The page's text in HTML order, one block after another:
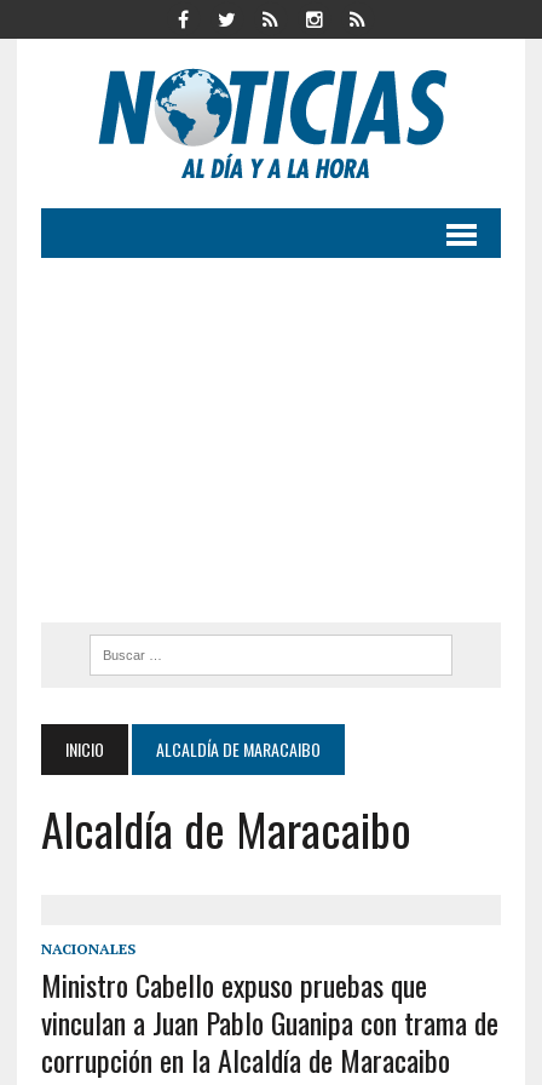
INICIO ALCALDÍA DE MARACAIBO
Alcaldía de Maracaibo
NACIONALES
Ministro Cabello expuso pruebas que
vinculan a Juan Pablo Guanipa con trama de
corrupción en la Alcaldía de Maracaibo